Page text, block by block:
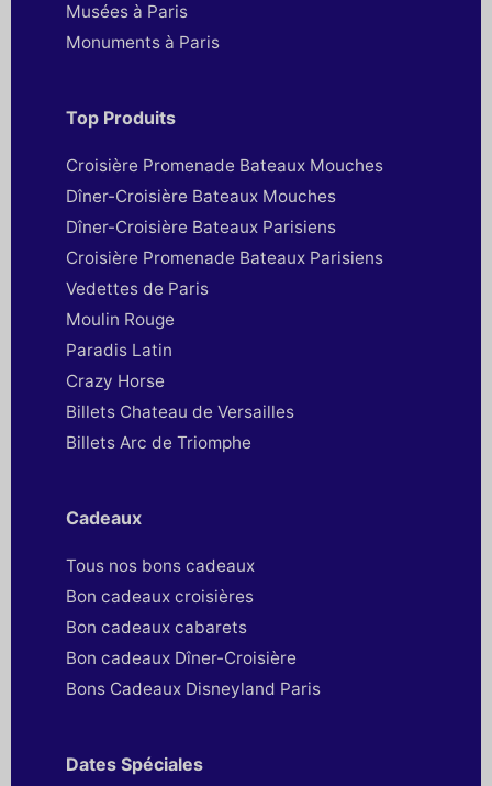
Musées à Paris
Monuments à Paris
Top Produits
Croisière Promenade Bateaux Mouches
Dîner-Croisière Bateaux Mouches
Dîner-Croisière Bateaux Parisiens
Croisière Promenade Bateaux Parisiens
Vedettes de Paris
Moulin Rouge
Paradis Latin
Crazy Horse
Billets Chateau de Versailles
Billets Arc de Triomphe
Cadeaux
Tous nos bons cadeaux
Bon cadeaux croisières
Bon cadeaux cabarets
Bon cadeaux Dîner-Croisière
Bons Cadeaux Disneyland Paris
Dates Spéciales